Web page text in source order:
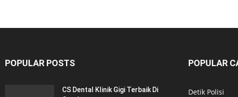
POPULAR POSTS
CS Dental Klinik Gigi Terbaik Di
POPULAR
Detik Polisi